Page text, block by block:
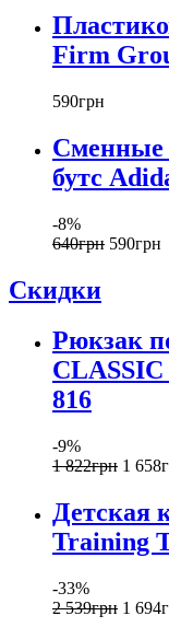
Firm
590грн
Сменные
бутс
-8%
640грн 590грн
Скидки
Рюкзак
816
-9%
1 822грн 1 658
Детская
Training
-33%
2 539грн 1 694